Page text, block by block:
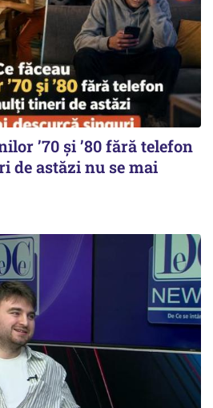
’70 și ’80 fără telefon
de astăzi nu se mai